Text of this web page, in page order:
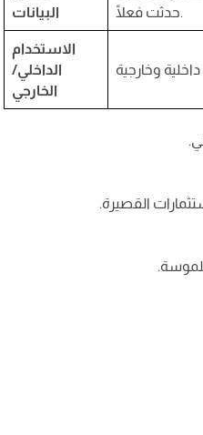
البيانات
حدثت فعلًا.
الاستخدام
الداخلي/
الخارجي
القصيرة.